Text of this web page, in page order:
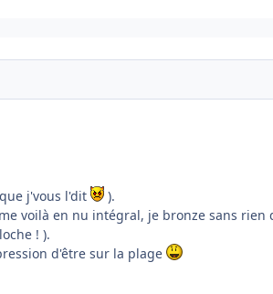
j'vous l'dit
).
voilà en nu intégral, je bronze sans rien
! ).
d'être sur la plage